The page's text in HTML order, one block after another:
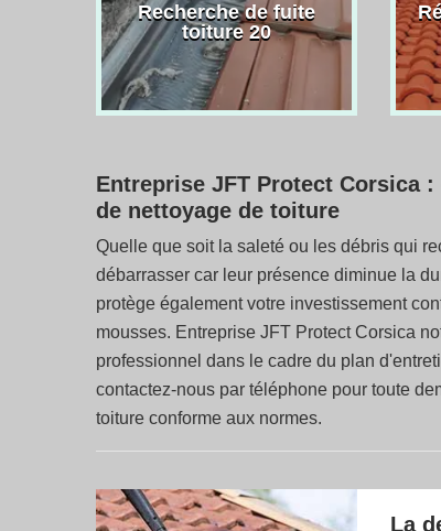
Recherche de fuite
toiture 20
Entreprise JFT Protect Corsica
de nettoyage de toiture
Quelle que soit la saleté ou les débris qui
débarrasser car leur présence diminue la
protège également votre investissement
mousses. Entreprise JFT Protect Corsica
professionnel dans le cadre du plan
contactez-nous par téléphone pour toute
toiture conforme aux normes.
La